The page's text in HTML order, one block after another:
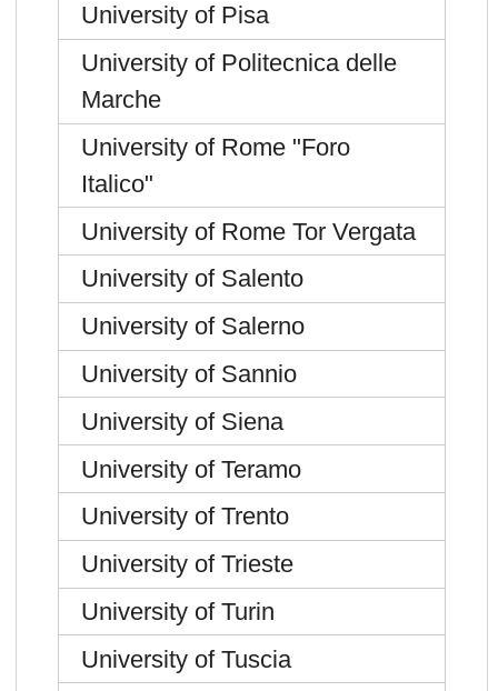
University of Pisa
University of Politecnica delle
Marche
University of Rome "Foro
Italico"
University of Rome Tor Vergata
University of Salento
University of Salerno
University of Sannio
University of Siena
University of Teramo
University of Trento
University of Trieste
University of Turin
University of Tuscia